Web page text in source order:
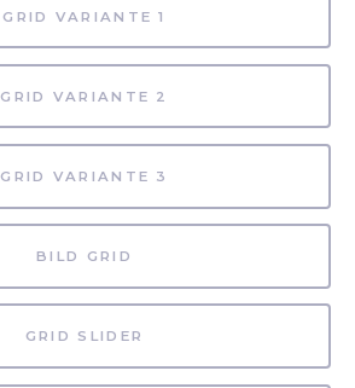
GRID VARIANTE 1
GRID VARIANTE 2
GRID VARIANTE 3
BILD GRID
GRID SLIDER